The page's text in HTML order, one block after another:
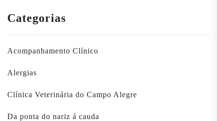
Categorias
Acompanhamento Clínico
Alergias
Clínica Veterinária do Campo Alegre
Da ponta do nariz á cauda